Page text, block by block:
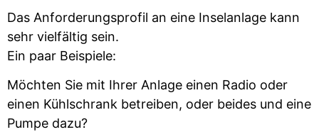
Das Anforderungsprofil an eine Inselanlage kann
sehr vielfältig sein.
Ein paar Beispiele:
Möchten Sie mit Ihrer Anlage einen Radio oder
einen Kühlschrank betreiben, oder beides und eine
Pumpe dazu?